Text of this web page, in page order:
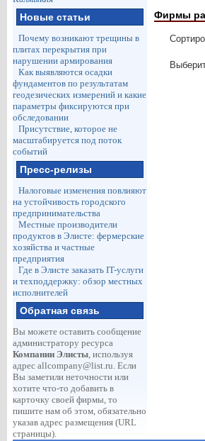
Новые статьи
Почему возникают трещины в
плитах перекрытия при
нарушении армирования
Как выявляются осадки
фундаментов по результатам
геодезических измерений и какие
параметры фиксируются при
обследовании
Присутствие, которое не
масштабируется под поток
событий
Пресс-релизы
Налоговые изменения повлияют
на устойчивость городского
предпринимательства
Местные производители
продуктов в Элисте: фермерские
хозяйства и частные
предприятия
Где в Элисте заказать IT-услуги
и техподдержку: обзор местных
исполнителей
Обратная связь
Вы можете оставить сообщение
администратору ресурса
Компании Элисты, используя
адрес allcompany@list.ru. Если
Вы заметили неточности или
хотите что-то добавить в
карточку своей фирмы, то
пишите нам об этом, обязательно
указав адрес размещения (URL
страницы).
Фирмы